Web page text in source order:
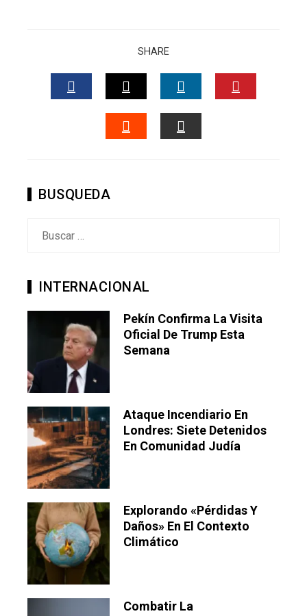
SHARE
FACEBOOKTWITTERLINKEDIN
BUSQUEDA
INTERNACIONAL
Pekín Confirma La Visita
Oficial De Trump Esta
Semana
Ataque Incendiario En
Londres: Siete Detenidos
En Comunidad Judía
Explorando «pérdidas Y
Daños» En El Contexto
Climático
Combatir La